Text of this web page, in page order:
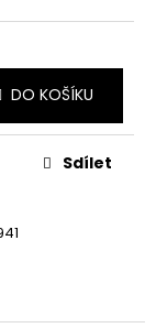
DO KOŠÍKU
Sdílet